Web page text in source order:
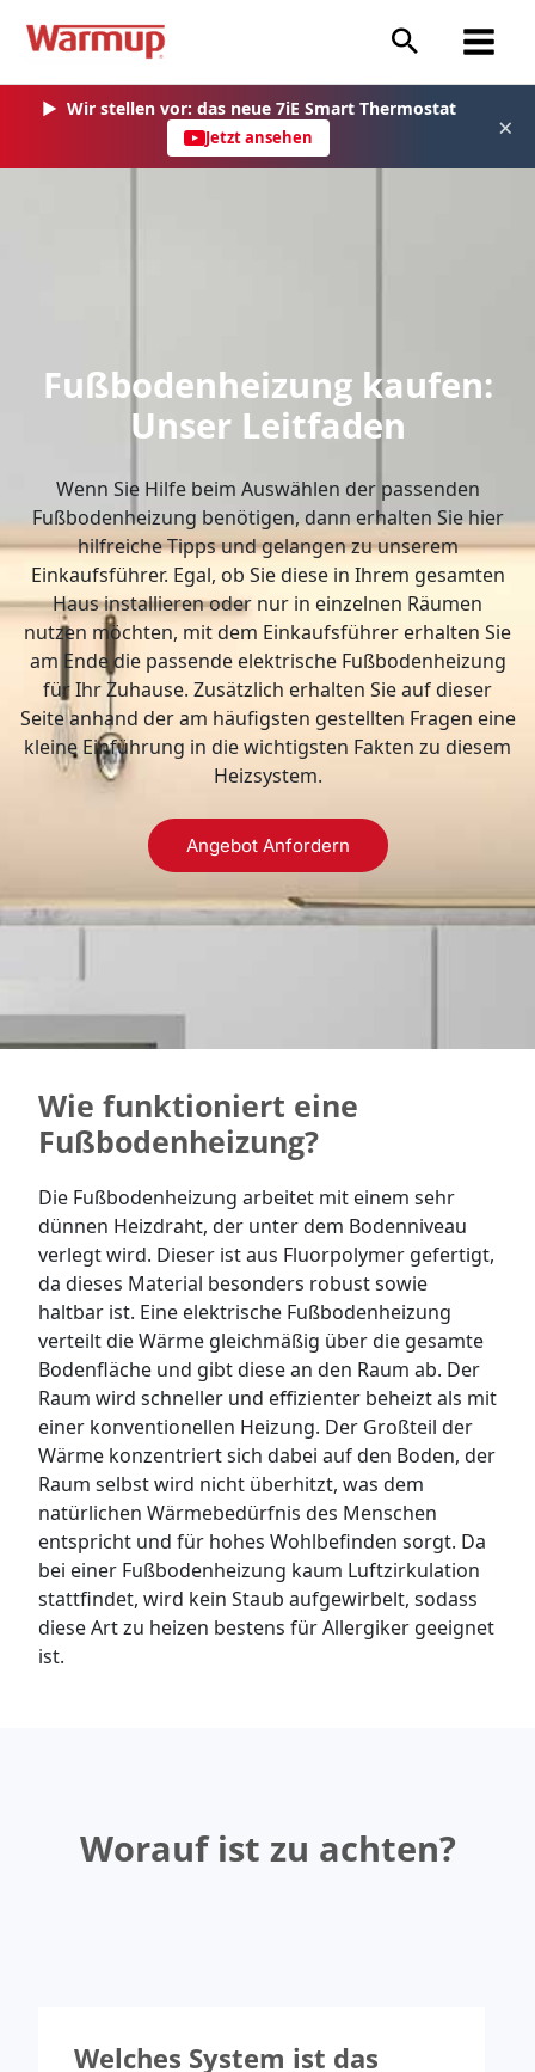
Inhalt
▶ Wir stellen vor: das neue 7iE Smart Thermostat
Jetzt ansehen ×
Fußbodenheizung kaufen:
Unser Leitfaden
Wenn Sie Hilfe beim Auswählen der passenden
Fußbodenheizung benötigen, dann erhalten Sie hier
hilfreiche Tipps und gelangen zu unserem
Einkaufsführer. Egal, ob Sie diese in Ihrem gesamten
Haus installieren oder nur in einzelnen Räumen
nutzen möchten, mit dem Einkaufsführer erhalten Sie
am Ende die passende elektrische Fußbodenheizung
für Ihr Zuhause. Zusätzlich erhalten Sie auf dieser
Seite anhand der am häufigsten gestellten Fragen eine
kleine Einführung in die wichtigsten Fakten zu diesem
Heizsystem.
Angebot Anfordern
Wie funktioniert eine
Fußbodenheizung?
Die Fußbodenheizung arbeitet mit einem sehr
dünnen Heizdraht, der unter dem Bodenniveau
verlegt wird. Dieser ist aus Fluorpolymer gefertigt,
da dieses Material besonders robust sowie
haltbar ist. Eine elektrische Fußbodenheizung
verteilt die Wärme gleichmäßig über die gesamte
Bodenfläche und gibt diese an den Raum ab. Der
Raum wird schneller und effizienter beheizt als mit
einer konventionellen Heizung. Der Großteil der
Wärme konzentriert sich dabei auf den Boden, der
Raum selbst wird nicht überhitzt, was dem
natürlichen Wärmebedürfnis des Menschen
entspricht und für hohes Wohlbefinden sorgt. Da
bei einer Fußbodenheizung kaum Luftzirkulation
stattfindet, wird kein Staub aufgewirbelt, sodass
diese Art zu heizen bestens für Allergiker geeignet
ist.
Worauf ist zu achten?
Welches System ist das